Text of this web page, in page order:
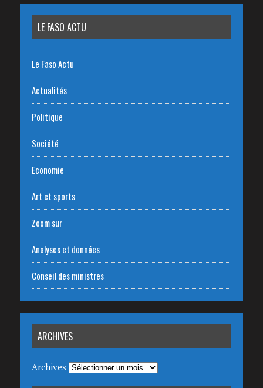
LE FASO ACTU
Le Faso Actu
Actualités
Politique
Société
Economie
Art et sports
Zoom sur
Analyses et données
Conseil des ministres
ARCHIVES
Archives